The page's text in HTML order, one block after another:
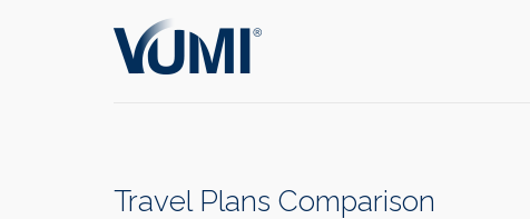
Travel Plans Comparison